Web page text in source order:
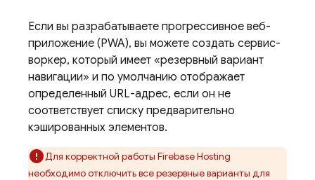
Если вы разрабатываете прогрессивное веб-
приложение (PWA), вы можете создать сервис-
воркер, который имеет «резервный вариант
навигации» и по умолчанию отображает
определенный URL-адрес, если он не
соответствует списку предварительно
кэшированных элементов.
Для корректной работы Firebase Hosting
необходимо отключить все резервные варианты для